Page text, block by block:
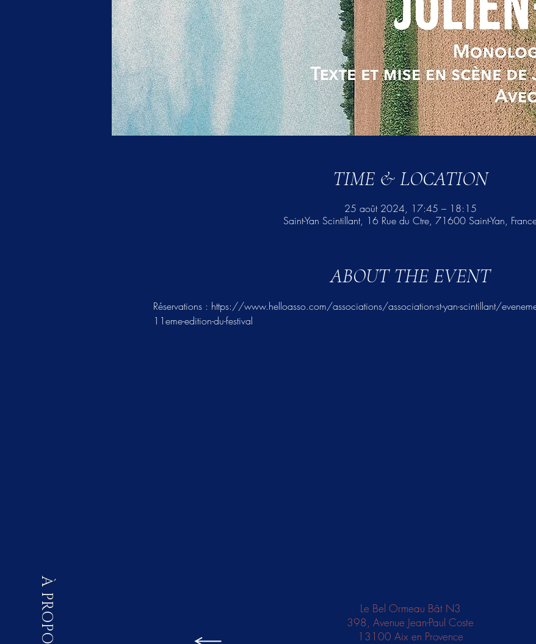
TIME & LOCATION
25 août 2024, 17:45 – 18:15
Saint-Yan Scintillant, 16 Rue du Ctre, 71600 Saint-Yan,
ABOUT THE EVENT
Réservations : https://www.helloasso.com/associations/association-st-yan-scintillant/
11eme-edition-du-festival
À PROPOS
Le Bel Ormeau Bât N3
398, Avenue Jean-Paul Coste
13100 Aix en Provence